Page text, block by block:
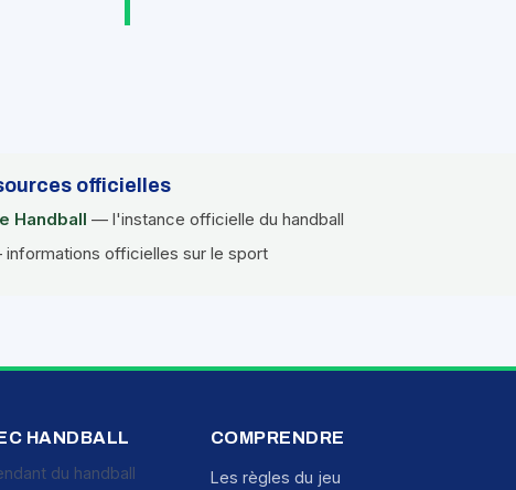
officielles
Handball — l'instance officielle du handball
officielles sur le sport
HANDBALL
du handball
COMPRENDRE
Les règles du jeu